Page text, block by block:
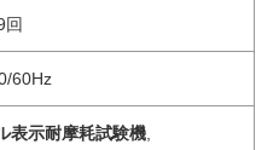
回
60Hz
表示耐摩耗試験機